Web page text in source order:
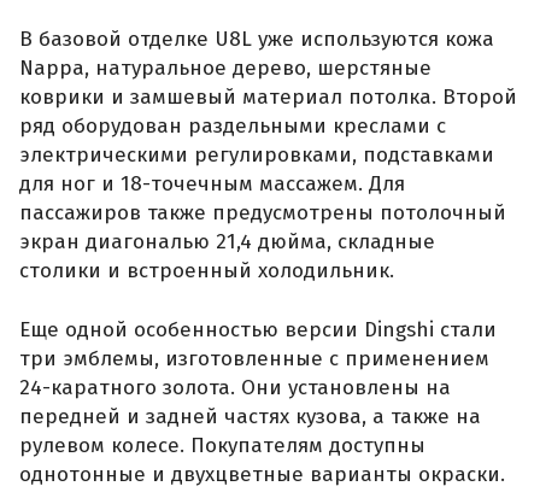
В базовой отделке U8L уже используются кожа
Nappa, натуральное дерево, шерстяные
коврики и замшевый материал потолка. Второй
ряд оборудован раздельными креслами с
электрическими регулировками, подставками
для ног и 18-точечным массажем. Для
пассажиров также предусмотрены потолочный
экран диагональю 21,4 дюйма, складные
столики и встроенный холодильник.
Еще одной особенностью версии Dingshi стали
три эмблемы, изготовленные с применением
24-каратного золота. Они установлены на
передней и задней частях кузова, а также на
рулевом колесе. Покупателям доступны
однотонные и двухцветные варианты окраски.